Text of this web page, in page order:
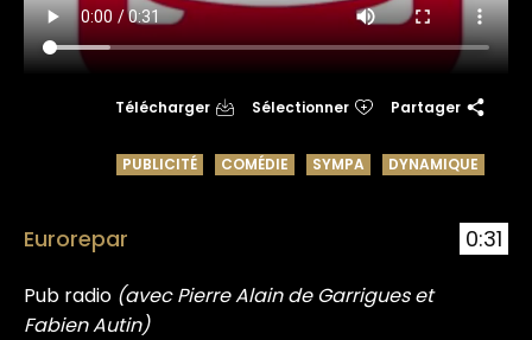
Eurorepar 0:31
Pub radio (avec Pierre Alain de Garrigues et
Fabien Autin)
Télécharger Sélectionner Partager
PUBLICITÉ COMÉDIE SYMPA DYNAMIQUE